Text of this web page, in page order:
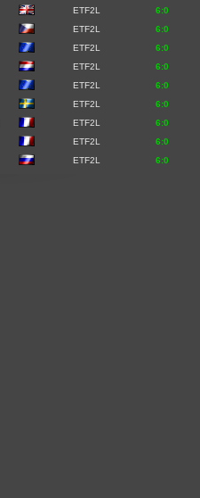
ETF2L 6:0
ETF2L 6:0
ETF2L 6:0
ETF2L 6:0
ETF2L 6:0
ETF2L 6:0
ETF2L 6:0
ETF2L 6:0
ETF2L 6:0